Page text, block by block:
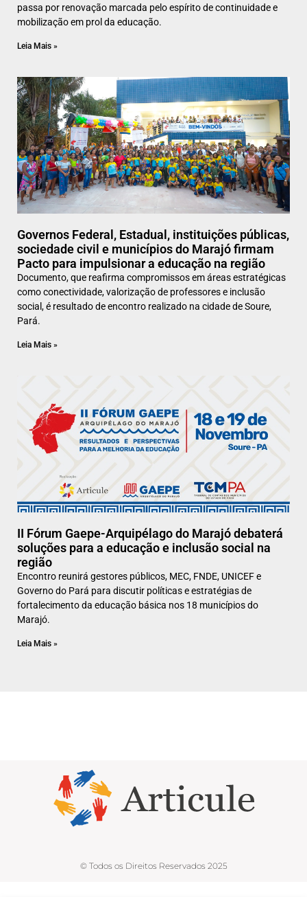
passa por renovação marcada pelo espírito de continuidade e
mobilização em prol da educação.
Leia Mais »
Governos Federal, Estadual, instituições públicas,
sociedade civil e municípios do Marajó firmam
Pacto para impulsionar a educação na região
Documento, que reafirma compromissos em áreas estratégicas
como conectividade, valorização de professores e inclusão
social, é resultado de encontro realizado na cidade de Soure,
Pará.
Leia Mais »
II Fórum Gaepe-Arquipélago do Marajó debaterá
soluções para a educação e inclusão social na
região
Encontro reunirá gestores públicos, MEC, FNDE, UNICEF e
Governo do Pará para discutir políticas e estratégias de
fortalecimento da educação básica nos 18 municípios do
Marajó.
Leia Mais »
© Todos os Direitos Reservados 2025